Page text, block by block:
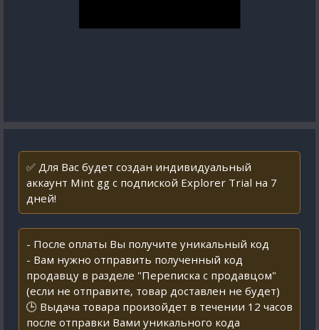
✅ Для Вас будет создан индивидуальный
аккаунт Mint gg с подпиской Explorer Trial на 7
дней!
- После оплаты Вы получите уникальный код
- Вам нужно отправить полученный код
продавцу в разделе "Переписка с продавцом"
(если не отправите, товар доставлен не будет)
🕒 Выдача товара произойдет в течении 12 часов
после отправки Вами уникального кода